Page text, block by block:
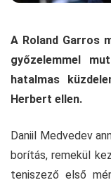
A Roland Garros
győzelemmel
hatalmas
Herbert ellen.
Daniil Medvedev
borítás, remekül
teniszező első